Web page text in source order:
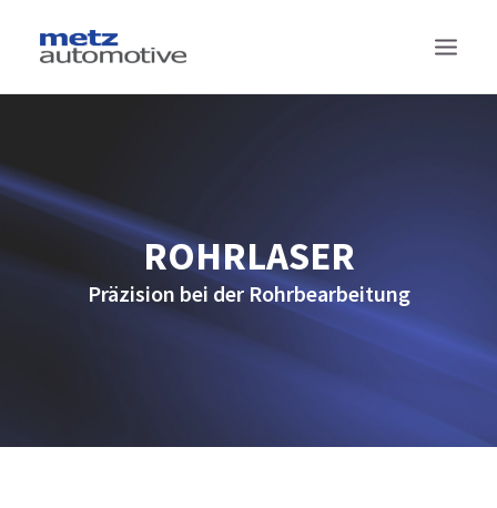
PRODUKTE
PROJEKTE
SUPPLY CHAIN MANAGEMENT
DAS SIND WIR
ROHRLASER
Präzision bei der Rohrbearbeitung